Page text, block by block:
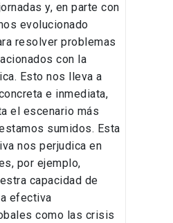
y, en parte con
evolucionado
resolver problemas
con la
Esto nos lleva a
e inmediata,
el escenario más
sumidos. Esta
nos perjudica en
por ejemplo,
capacidad de
efectiva
como las crisis